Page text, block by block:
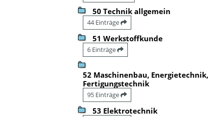
50 Technik allgemein
44 Einträge
51 Werkstoffkunde
6 Einträge
52 Maschinenbau, Energietechnik,
Fertigungstechnik
95 Einträge
53 Elektrotechnik